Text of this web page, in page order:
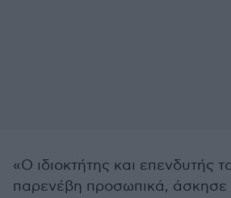
«Ο ιδιοκτήτης και επενδυτής
παρενέβη προσωπικά, άσκησε